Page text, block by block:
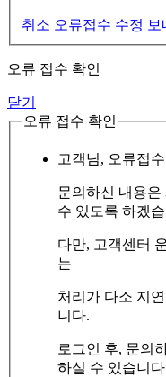
취소 오류접수 수정 보
오류 접수 확인
닫기
오류 접수 확인
고객님, 오류접
문의하신 내용은
수 있도록 하겠
다만, 고객센터
는
처리가 다소 지
니다.
로그인 후, 문의
하실 수 있습니